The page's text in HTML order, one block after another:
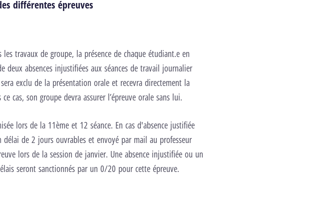
différentes épreuves
travaux de groupe, la présence de chaque étudiant.e en
deux absences injustifiées aux séances de travail journalier
exclu de la présentation orale et recevra directement la
cas, son groupe devra assurer l’épreuve orale sans lui.
lors de la 11ème et 12 séance. En cas d'absence justifiée
de 2 jours ouvrables et envoyé par mail au professeur
lors de la session de janvier. Une absence injustifiée ou un
seront sanctionnés par un 0/20 pour cette épreuve.